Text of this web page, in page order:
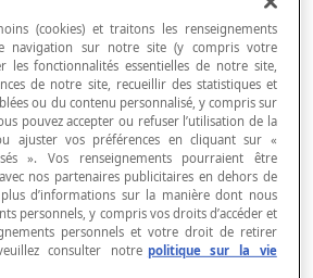
(cookies) et traitons les renseignements
navigation sur notre site (y compris votre
les fonctionnalités essentielles de notre site,
de notre site, recueillir des statistiques et
ou du contenu personnalisé, y compris sur
pouvez accepter ou refuser l’utilisation de la
ajuster vos préférences en cliquant sur «
». Vos renseignements pourraient être
nos partenaires publicitaires en dehors de
d’informations sur la manière dont nous
personnels, y compris vos droits d’accéder et
personnels et votre droit de retirer
consulter notre politique sur la vie